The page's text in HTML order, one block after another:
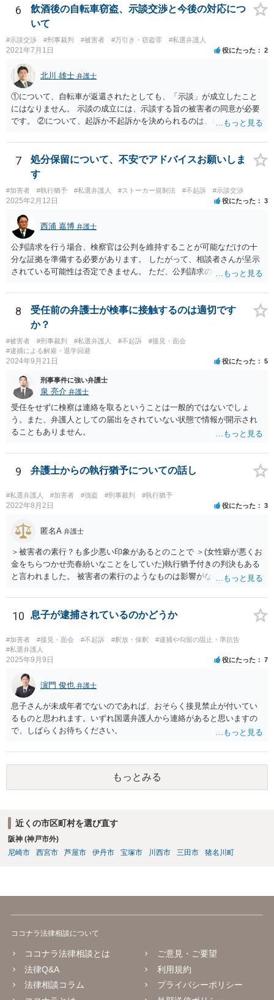
う効果が得られることがあって、実際に相手方からの捜査が及んだけ
れど、逮捕されなかった事例もあります。
6
飲酒後の自転車窃盗、示談交渉と今後の対応につ
いて
#示談交渉 #刑事裁判 #被害者 #万引き・窃盗罪 #私選弁護人
2021年7月1日 役にたった 2
北川 雄士 弁護士
①について、自転車が返還されたとしても、「示談」が成立したこと
にはなりません。 示談の成立には、示談する旨の被害者の同意が必要
です。 ②について、起訴か不起訴かを決められるのは、検察官のみで
ますが、警察官の個人的な見立てに過ぎません。 ③について、一般
に、示談を行うとすれば少しでも早い方がいいです。 被害者の動きを
待って、ということは通常しません。 ④について、示談をされたいと
いうことであれば、弁護士に依頼され、弁護士を通じて警察に対し、
被害者の連絡先を教えてもらえないかとお願いする方法があります。
最終的に応じるかは被害者の意向次第ですが、「加害者」本人に被害
者の情報を伝えるというのはなかなか応じてもらうのは難しいです
が、 弁護士限りで、などと条件を付けることで応じていただける可能
性があります。 以上踏まえて、お近くの弁護士事務所にご相談されて
みてください。
7
処分保留について、不安でアドバイスお願いしま
す
#加害者 #執行猶予 #私選弁護人 #ストーカー規制法 #不起訴 #示談交渉
2025年2月12日 役にたった 3
西浦 嘉博 弁護士
公判請求を行う場合、検察官は公判を維持することが可能なだけの十
分な証拠を準備する必要があります。 したがって、相談者さんが呈示
されている可能性は否定できません。 ただ、公判請求の可能性が完全
いのではないかと思われます。 繰り返しますが、ご依頼されている弁
護人とご相談ください。
8
受任前の弁護士が検事に接触するのは適切です
か？
#被害者 #刑事裁判 #私選弁護人 #不起訴
#接見・面会
#逮捕による解雇・退学回避
2024年9月21日 役にたった 5
刑事事件に強い弁護士
泉 亮介 弁護士
受任をせずに検察は連絡を取るということは一般的ではないでしょ
う。また、弁護人としての届出をされていない状態で情報が開示され
ることもありません。
9 弁護士からの執行猶予についての話し
#私選弁護人 #加害者 #強盗 #刑事裁判 #執行猶予
2022年8月2日 役にたった 3
匿名A 弁護士
＞被害者の素行？も多少悪い印象があるとのことで ＞(女性癖が悪くお
金をちらつかせ売春紛いなことをしていた)執行猶予付きの判決もある
と言われました。 被害者の素行のようなものは影響がないかと思いま
はあるのではないでしょうか。
10 息子が逮捕されているのかどうか
#加害者 #接見・面会 #不起訴 #釈放・保釈
#逮捕や勾留の阻止・準抗告
#私選弁護人
2025年9月9日 役にたった 7
濵門 俊也 弁護士
息子さんが未成年者でないのであれば、おそらく接見禁止が付いてい
るものと思われます。いずれ国選弁護人から連絡があると思いますの
で、しばらくお待ちください。
もっとみる
近くの市区町村を選び直す
阪神 (神戸市外)
尼崎市
西宮市 芦屋市 伊丹市 宝塚市 川西市 三田市 猪名川町
ココナラ法律相談について
ココナラ法律相談とは
法律Q&A
法律相談コラム
ご意見・ご要望
利用規約
プライバシーポリシー